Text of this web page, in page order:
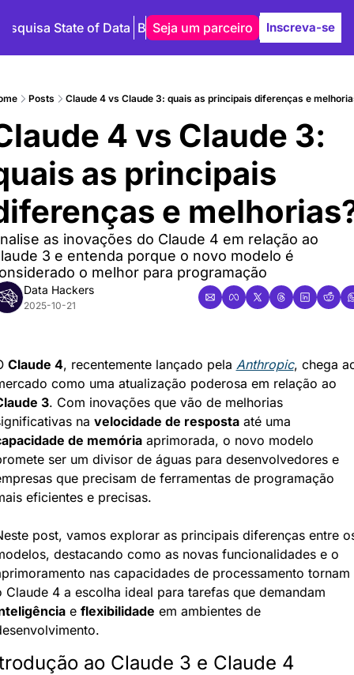
State of Data Blog Autores
Seja um parceiro Inscreva-se
Posts Claude 4 vs Claude 3: quais as principais diferenças e
4 vs Claude 3:
as principais
e
as inovações do Claude 4 em relação ao
3 e entenda porque o novo modelo é
o melhor para programação
Data Hackers
2025-10-21
Claude 4, recentemente lançado pela Anthropic, chega
3. Com inovações que vão de melhorias
na velocidade de resposta
de memória aprimorada, o novo modelo
ser um divisor de águas para desenvolvedores e
que precisam de ferramentas de programação
eficientes e precisas.
post, vamos explorar as principais diferenças entre
destacando como as novas funcionalidades e o
nas capacidades de processamento tornam
e flexibilidade em ambientes de
ao Claude 3 e Claude 4